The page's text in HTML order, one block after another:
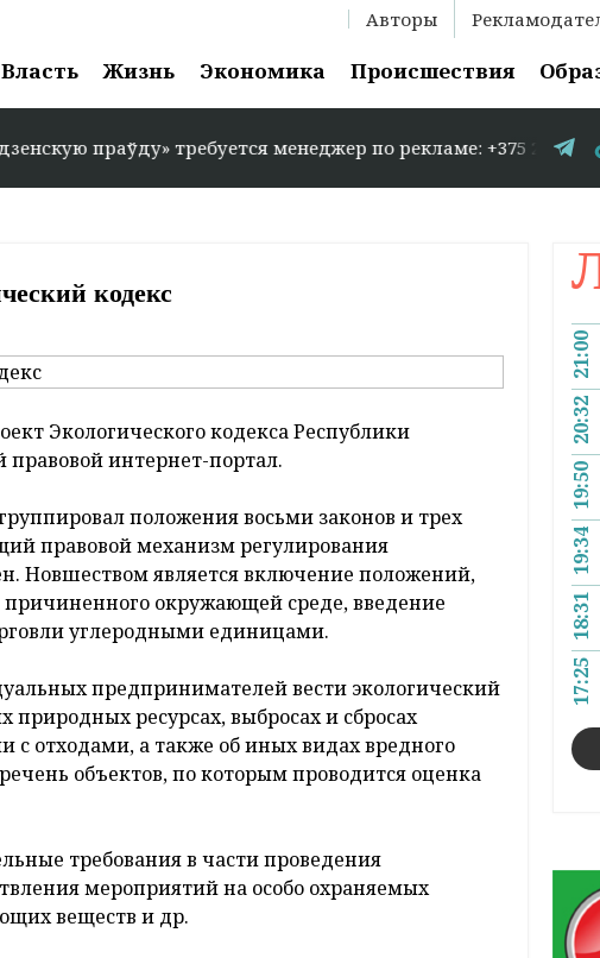
Авторы
Власть Жизнь Экономика Происшествия
праўду» требуется менеджер по рекламе: +375 29 583-35-86
кодекс
Экологического кодекса Республики
интернет-портал.
положения восьми законов и трех
правовой механизм регулирования
Новшеством является включение положений,
окружающей среде, введение
углеродными единицами.
предпринимателей вести экологический
ресурсах, выбросах и сбросах
отходами, а также об иных видах вредного
объектов, по которым проводится оценка
требования в части проведения
мероприятий на особо охраняемых
веществ и др.
21:00
20:32
19:50
19:34
18:31
17:25